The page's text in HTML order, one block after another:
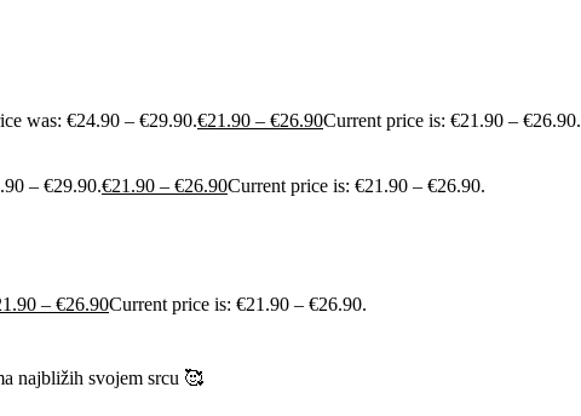
was: €24.90 – €29.90.€21.90 – €26.90Current price is: €21.90 – €26.90.
– €29.90.€21.90 – €26.90Current price is: €21.90 – €26.90.
– €26.90Current price is: €21.90 – €26.90.
najbližih svojem srcu 🥰